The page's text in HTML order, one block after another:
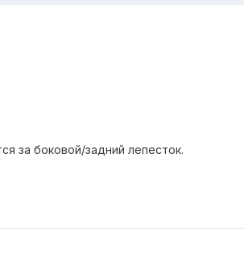
за боковой/задний лепесток.